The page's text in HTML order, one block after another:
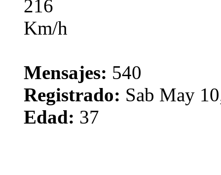
Mensajes: 540
Registrado: Sab May
Edad: 37